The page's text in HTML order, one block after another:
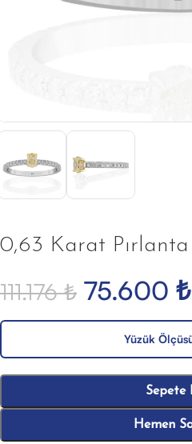
0,63 Karat
111.176₺ 75.600 ₺
Yüzük
Sepete
Hemen